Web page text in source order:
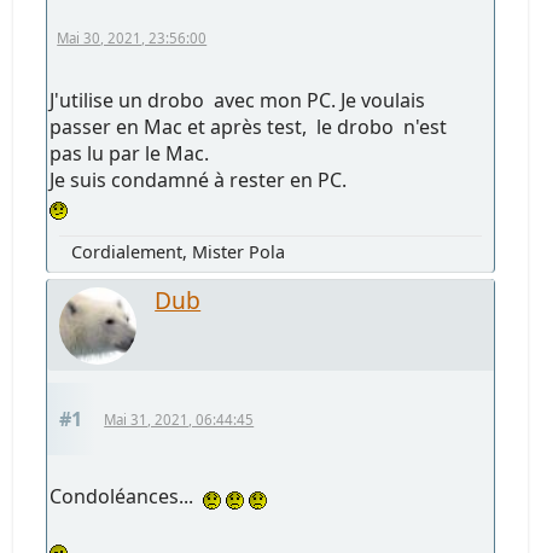
Mai 30, 2021, 23:56:00
J'utilise un drobo avec mon PC. Je voulais
passer en Mac et après test, le drobo n'est
pas lu par le Mac.
Je suis condamné à rester en PC.
Cordialement, Mister Pola
Dub
#1 Mai 31, 2021, 06:44:45
Condoléances...